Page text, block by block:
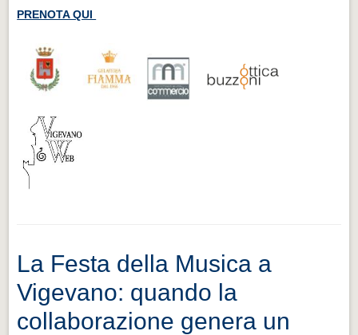
PRENOTA QUI
La Festa della Musica a
Vigevano: quando la
collaborazione genera un